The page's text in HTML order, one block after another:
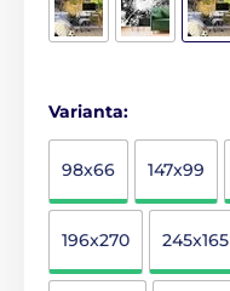
Varianta:
98x66 147x99
196x270 245x165